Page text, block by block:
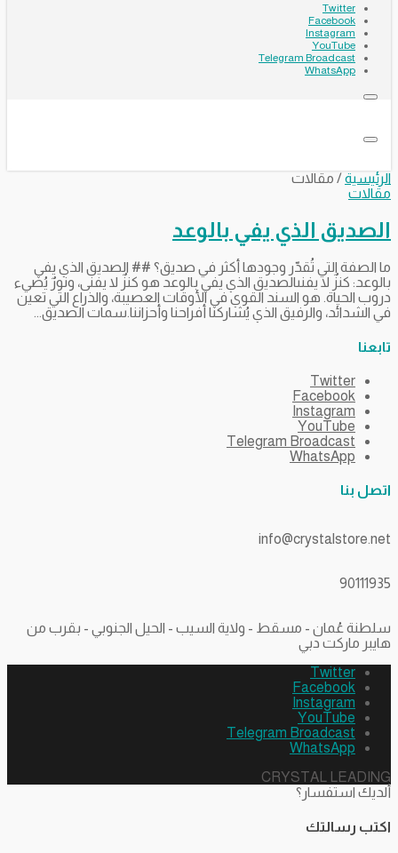
Twitter
Facebook
Instagram
YouTube
Telegram Broadcast
WhatsApp
الرئيسية/ مقالات
مقالات
الصديق الذي يفي بالوعد
ما الصفة التي تُقدّر وجودها أكثر في صديق؟ ## الصديق الذي يفي
بالوعد: كنزٌ لا يفنىالصديق الذي يفي بالوعد هو كنزٌ لا يفنى، ونورٌ يُضيء
دروب الحياة. هو السند القوي في الأوقات العصيبة، والذراع التي تعين
في الشدائد، والرفيق الذي يُشاركنا أفراحنا وأحزاننا.سمات الصديق...
تابعنا
Twitter
Facebook
Instagram
YouTube
Telegram Broadcast
WhatsApp
اتصل بنا
info@crystalstore.net
90111935
سلطنة عُمان - مسقط - ولاية السيب - الحيل الجنوبي - بقرب من
هايبر ماركت دبي
Twitter
Facebook
Instagram
YouTube
Telegram Broadcast
WhatsApp
CRYSTAL LEADING
ألديك استفسار؟
اكتب رسالتك